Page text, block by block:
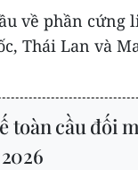
về phần cứng
Thái Lan và
toàn cầu đối